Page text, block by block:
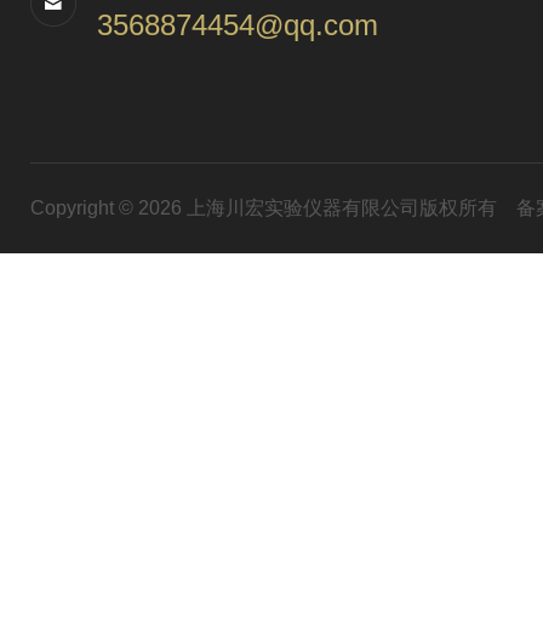
3568874454@qq.com
Copyright © 2026 上海川宏实验仪器有限公司版权所有 备